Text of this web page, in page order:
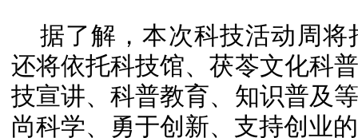
据了解，本次科技活动周
还将依托科技馆、茯苓文化科
技宣讲、科普教育、知识普及
尚科学、勇于创新、支持创业